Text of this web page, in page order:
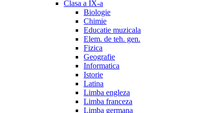
Clasa a IX-a
Biologie
Chimie
Educatie muzicala
Elem. de teh. gen.
Fizica
Geografie
Informatica
Istorie
Latina
Limba engleza
Limba franceza
Limba germana